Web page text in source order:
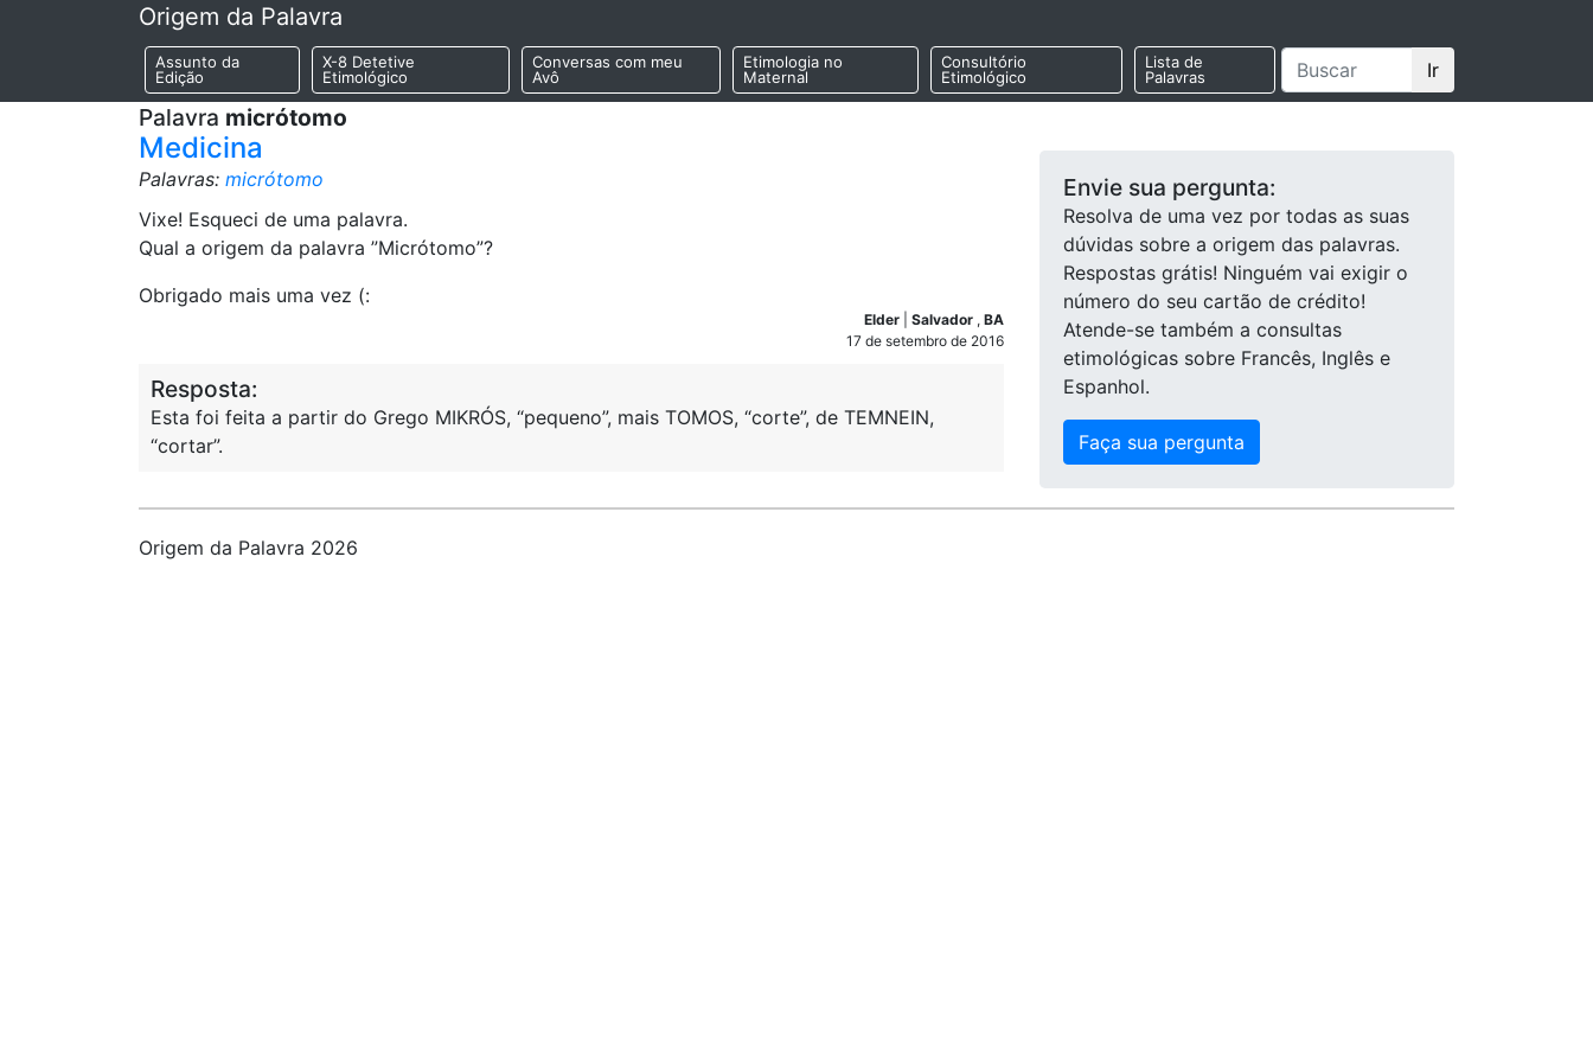
Origem da Palavra
Assunto da
Edição
X-8 Detetive
Etimológico
Conversas com meu
Avô
Etimologia no
Maternal
Consultório
Etimológico
Lista de
Palavras
Ir
Palavra micrótomo
Medicina
Palavras: micrótomo
Vixe! Esqueci de uma palavra.
Qual a origem da palavra ”Micrótomo”?
Obrigado mais uma vez (:
Elder Salvador , BA
17 de setembro de 2016
Resposta:
Esta foi feita a partir do Grego MIKRÓS, “pequeno”, mais TOMOS, “corte”, de TEMNEIN,
“cortar”.
Envie sua pergunta:
Resolva de uma vez por todas as suas
dúvidas sobre a origem das palavras.
Respostas grátis! Ninguém vai exigir o
número do seu cartão de crédito!
Atende-se também a consultas
etimológicas sobre Francês, Inglês e
Espanhol.
Faça sua pergunta
Origem da Palavra 2026